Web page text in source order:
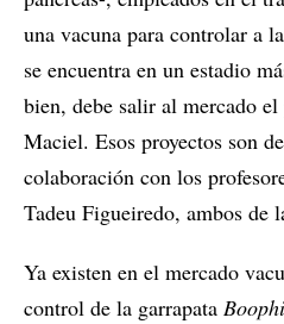
una vacuna para controlar a
se encuentra en un estadio
bien, debe salir al mercado
Maciel. Esos proyectos son
colaboración con los
Tadeu Figueiredo, ambos de
Ya existen en el mercado
control de la garrapata